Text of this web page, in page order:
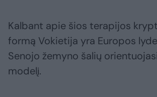
Kalbant apie šios terapijos
formą Vokietija yra Europos
Senojo žemyno šalių
modelį.